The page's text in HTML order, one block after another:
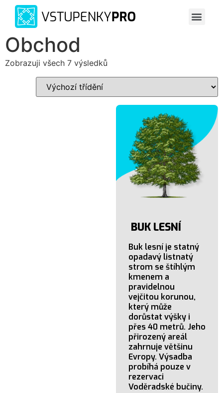
Obchod
Zobrazuji všech 7 výsledků
BUK LESNÍ
Buk lesní je statný
opadavý listnatý
strom se štíhlým
kmenem a
pravidelnou
vejčitou korunou,
který může
dorůstat výšky i
přes 40 metrů. Jeho
přirozený areál
zahrnuje většinu
Evropy. Výsadba
probíhá pouze v
rezervaci
Voděradské bučiny.